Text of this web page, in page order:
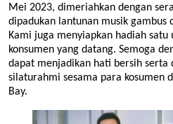
Mei 2023, dimeriahkan dengan
dipadukan lantunan musik gambus
Kami juga menyiapkan hadiah satu
konsumen yang datang. Semoga
dapat menjadikan hati bersih serta
silaturahmi sesama para kosumen
Bay.